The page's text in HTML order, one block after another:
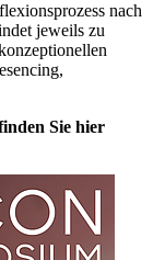
nach
jeweils zu
Sie hier